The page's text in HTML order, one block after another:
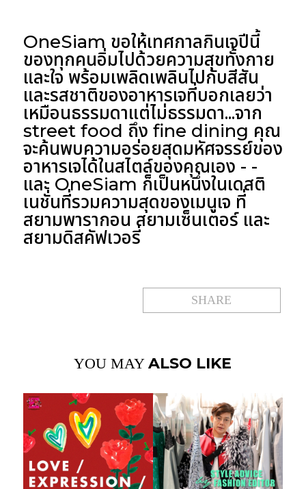
OneSiam ขอให้เทศกาลกินเจปีนี้
ของทุกคนอิ่มไปด้วยความสุขทั้งกาย
และใจ พร้อมเพลิดเพลินไปกับสีสัน
และรสชาติของอาหารเจที่บอกเลยว่า
เหมือนธรรมดาแต่ไม่ธรรมดา...จาก
street food ถึง fine dining คุณ
จะค้นพบความอร่อยสุดมหัศจรรย์ของ
อาหารเจได้ในสไตล์ของคุณเอง - -
และ OneSiam ก็เป็นหนึ่งในเดสติ
เนชั่นที่รวมความสุดของเมนูเจ ที่
สยามพารากอน สยามเซ็นเตอร์ และ
สยามดิสคัฟเวอรี่
SHARE
YOU MAYALSO LIKE